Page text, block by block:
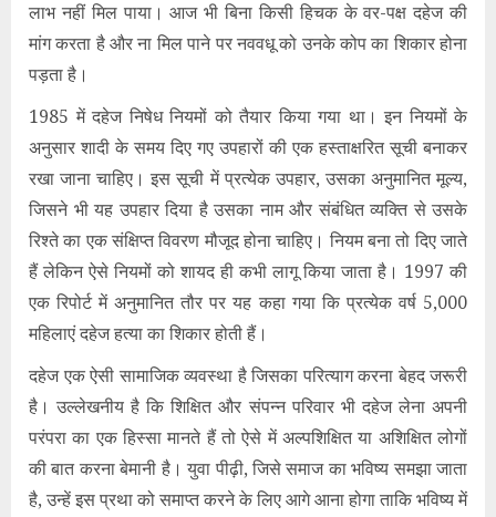
लाभ नहीं मिल पाया। आज भी बिना किसी हिचक के वर-पक्ष दहेज की
मांग करता है और ना मिल पाने पर नववधू को उनके कोप का शिकार होना
पड़ता है।
1985 में दहेज निषेध नियमों को तैयार किया गया था। इन नियमों के
अनुसार शादी के समय दिए गए उपहारों की एक हस्ताक्षरित सूची बनाकर
रखा जाना चाहिए। इस सूची में प्रत्येक उपहार, उसका अनुमानित मूल्य,
जिसने भी यह उपहार दिया है उसका नाम और संबंधित व्यक्ति से उसके
रिश्ते का एक संक्षिप्त विवरण मौजूद होना चाहिए। नियम बना तो दिए जाते
हैं लेकिन ऐसे नियमों को शायद ही कभी लागू किया जाता है। 1997 की
एक रिपोर्ट में अनुमानित तौर पर यह कहा गया कि प्रत्येक वर्ष 5,000
महिलाएं दहेज हत्या का शिकार होती हैं।
दहेज एक ऐसी सामाजिक व्यवस्था है जिसका परित्याग करना बेहद जरूरी
है। उल्लेखनीय है कि शिक्षित और संपन्न परिवार भी दहेज लेना अपनी
परंपरा का एक हिस्सा मानते हैं तो ऐसे में अल्पशिक्षित या अशिक्षित लोगों
की बात करना बेमानी है। युवा पीढ़ी, जिसे समाज का भविष्य समझा जाता
है, उन्हें इस प्रथा को समाप्त करने के लिए आगे आना होगा ताकि भविष्य में